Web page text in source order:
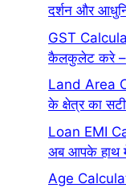
दर्शन और
GST
कैलकुलेट करे –
Land Area
के क्षेत्र का
Loan EMI
अब आपके हाथ
Age